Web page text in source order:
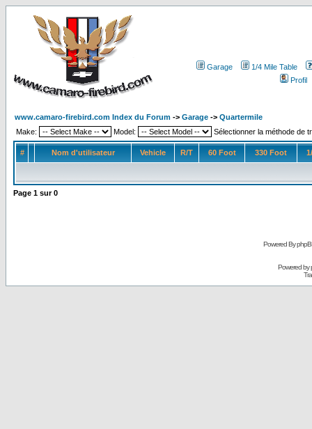
Garage
1/4 Mile Table
Profil
www.camaro-firebird.com Index du Forum -> Garage -> Quartermile
Make:
Model: Sélectionner la méthode de
# Nom d'utilisateur Vehicle R/T 60 Foot 330 Foot
Page 1 sur0
Powered By
Powered by